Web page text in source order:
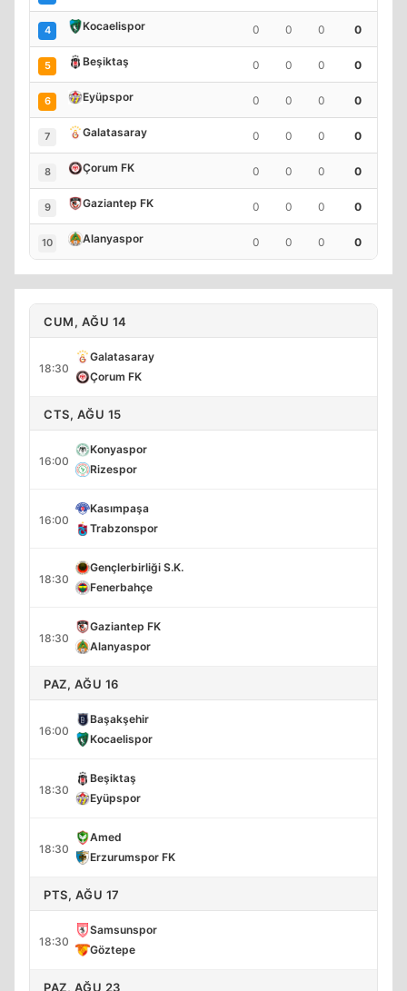
4 Kocaelispor 0 0 0 0
5 Beşiktaş 0 0 0 0
6 Eyüpspor 0 0 0 0
7 Galatasaray 0 0 0 0
8 Çorum FK 0 0 0 0
9 Gaziantep FK 0 0 0 0
10 Alanyaspor 0 0 0 0
CUM, AĞU 14
18:30
Galatasaray
Çorum FK
CTS, AĞU 15
16:00
Konyaspor
Rizespor
16:00
Kasımpaşa
Trabzonspor
18:30
Gençlerbirliği S.K.
Fenerbahçe
18:30
Gaziantep FK
Alanyaspor
PAZ, AĞU 16
16:00
Başakşehir
Kocaelispor
18:30
Beşiktaş
Eyüpspor
18:30
Amed
Erzurumspor FK
PTS, AĞU 17
18:30
Samsunspor
Göztepe
PAZ, AĞU 23